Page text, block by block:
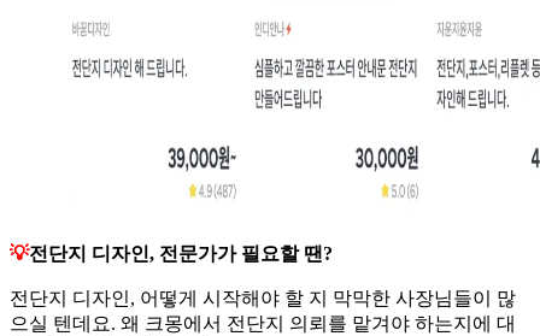
💡전단지 디자인, 전문가가 필요할 땐?
전단지 디자인, 어떻게 시작해야 할 지 막막한 사장님들이 많
으실 텐데요. 왜 크몽에서 전단지 의뢰를 맡겨야 하는지에 대